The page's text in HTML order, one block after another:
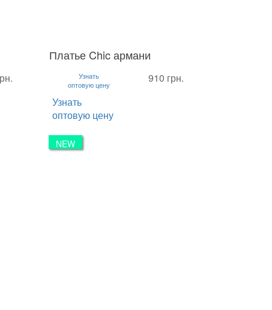
S M L
Платье Chic армани
Узнать
оптовую цену
Узнать
оптовую цену
910 грн.
NEW